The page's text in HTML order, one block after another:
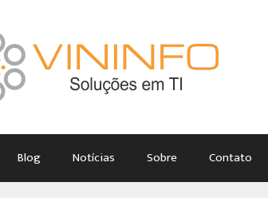
Blog Notícias Sobre Contato